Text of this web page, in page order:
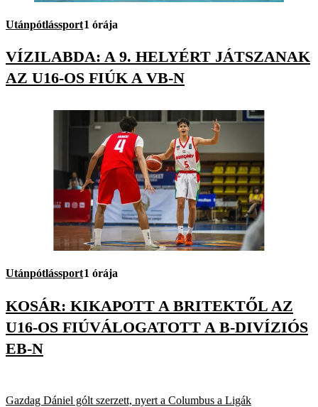
Utánpótlássport1 órája
VÍZILABDA: A 9. HELYÉRT JÁTSZANAK
AZ U16-OS FIÚK A VB-N
Utánpótlássport1 órája
KOSÁR: KIKAPOTT A BRITEKTŐL AZ
U16-OS FIÚVÁLOGATOTT A B-DIVÍZIÓS
EB-N
Gazdag Dániel gólt szerzett, nyert a Columbus a Ligák